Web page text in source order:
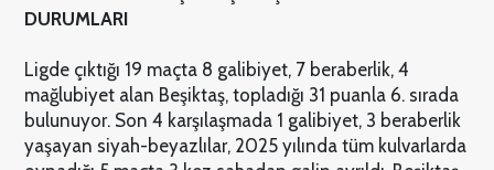
DURUMLARI
Ligde çıktığı 19 maçta 8 galibiyet, 7 beraberlik, 4
mağlubiyet alan Beşiktaş, topladığı 31 puanla 6. sırada
bulunuyor. Son 4 karşılaşmada 1 galibiyet, 3 beraberlik
yaşayan siyah-beyazlılar, 2025 yılında tüm kulvarlarda